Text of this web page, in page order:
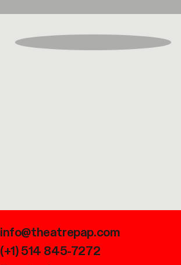
info@theatrepap.com
(+1) 514 845-7272